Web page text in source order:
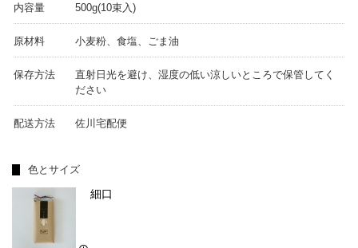
内容量 500g(10束入)
原材料 小麦粉、食塩、ごま油
保存方法
直射日光を避け、湿度の低い涼しいところで保管してく
ださい
配送方法 佐川宅配便
色とサイズ
細口